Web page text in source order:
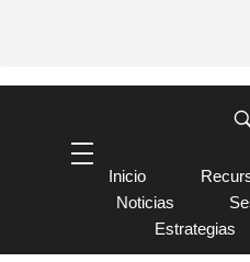
Inicio
Noticias
Estrategias